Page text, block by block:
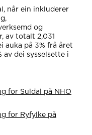
når ein inkluderer
og
av totalt 2,031
auka på 3% frå året
av dei sysselsette i
for Suldal på NHO
for Ryfylke på